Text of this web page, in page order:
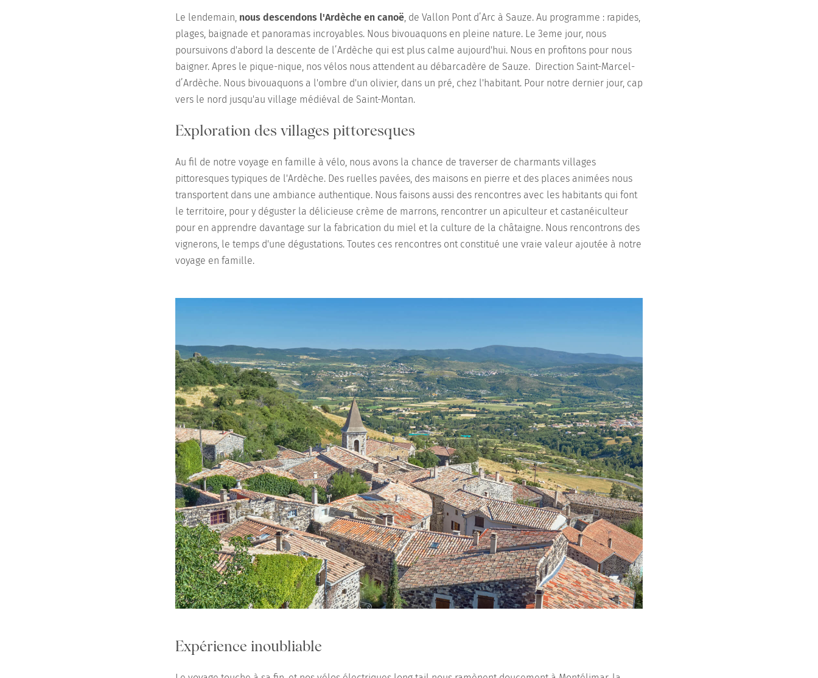
Le lendemain, nous descendons l'Ardèche en canoë , de Vallon Pont d’Arc à Sauze. Au programme : rapides,
plages, baignade et panoramas incroyables. Nous bivouaquons en pleine nature. Le 3eme jour, nous
poursuivons d'abord la descente de l’Ardèche qui est plus calme aujourd'hui. Nous en profitons pour nous
baigner. Apres le pique-nique, nos vélos nous attendent au débarcadère de Sauze. Direction Saint-Marcel-
d’Ardèche. Nous bivouaquons a l'ombre d'un olivier, dans un pré, chez l'habitant. Pour notre dernier jour, cap
vers le nord jusqu'au village médiéval de Saint-Montan.
Exploration des villages pittoresques
Au fil de notre voyage en famille à vélo, nous avons la chance de traverser de charmants villages
pittoresques typiques de l'Ardèche. Des ruelles pavées, des maisons en pierre et des places animées nous
transportent dans une ambiance authentique. Nous faisons aussi des rencontres avec les habitants qui font
le territoire, pour y déguster la délicieuse crème de marrons, rencontrer un apiculteur et castanéiculteur
pour en apprendre davantage sur la fabrication du miel et la culture de la châtaigne. Nous rencontrons des
vignerons, le temps d'une dégustations. Toutes ces rencontres ont constitué une vraie valeur ajoutée à notre
voyage en famille.
Expérience inoubliable